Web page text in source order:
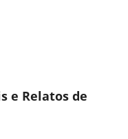
e Relatos de